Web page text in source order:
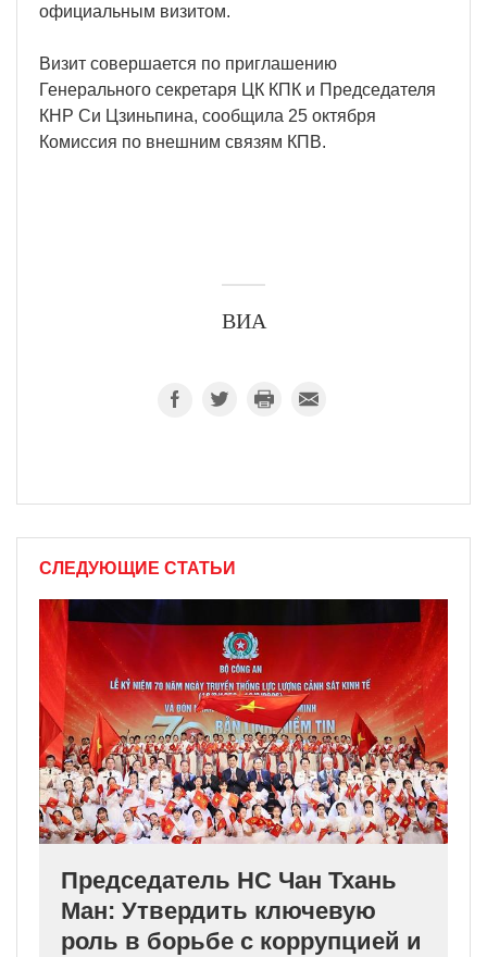
официальным визитом.
Визит совершается по приглашению
Генерального секретаря ЦК КПК и Председателя
КНР Си Цзиньпина, сообщила 25 октября
Комиссия по внешним связям КПВ.
ВИА
СЛЕДУЮЩИЕ СТАТЬИ
Председатель НС Чан Тхань
Ман: Утвердить ключевую
роль в борьбе с коррупцией и